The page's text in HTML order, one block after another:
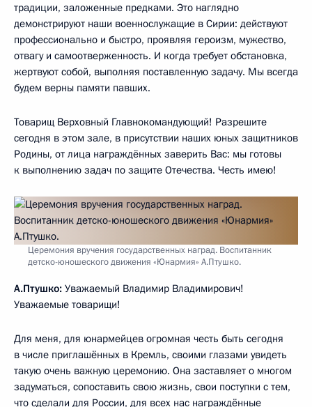
традиции, заложенные предками. Это наглядно
демонстрируют наши военнослужащие в Сирии: действуют
профессионально и быстро, проявляя героизм, мужество,
отвагу и самоотверженность. И когда требует обстановка,
жертвуют собой, выполняя поставленную задачу. Мы всегда
будем верны памяти павших.
Товарищ Верховный Главнокомандующий! Разрешите
сегодня в этом зале, в присутствии наших юных защитников
Родины, от лица награждённых заверить Вас: мы готовы
к выполнению задач по защите Отечества. Честь имею!
Церемония вручения государственных наград. Воспитанник
детско-юношеского движения «Юнармия» А.Птушко.
А.Птушко: Уважаемый Владимир Владимирович!
Уважаемые товарищи!
Для меня, для юнармейцев огромная честь быть сегодня
в числе приглашённых в Кремль, своими глазами увидеть
такую очень важную церемонию. Она заставляет о многом
задуматься, сопоставить свою жизнь, свои поступки с тем,
что сделали для России, для всех нас награждённые